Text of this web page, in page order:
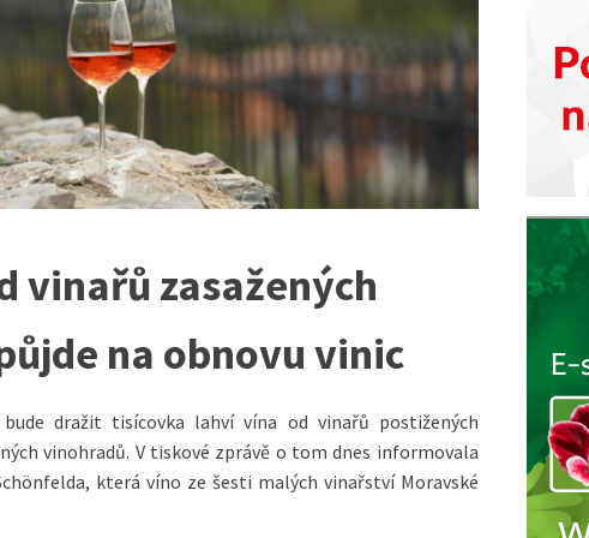
vinařů zasažených
na obnovu vinic
dražit tisícovka lahví vína od vinařů postižených
vinohradů. V tiskové zprávě o tom dnes informovala
která víno ze šesti malých vinařství Moravské